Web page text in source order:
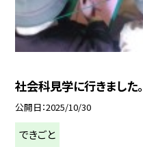
社会科見学に行きました。
公開日 2025/10/30
できごと